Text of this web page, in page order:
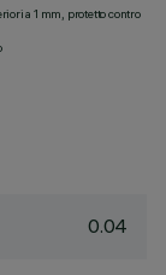
a 1 mm, protetto contro
0.04